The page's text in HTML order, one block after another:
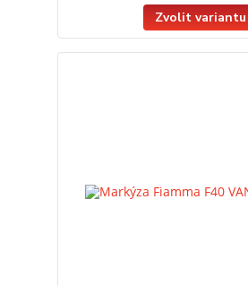
Zvolit variantu